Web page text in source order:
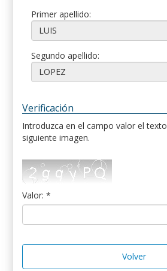
Primer apellido:
Segundo apellido:
Verificación
Introduzca en el campo valor el
siguiente imagen.
Valor: *
Volver